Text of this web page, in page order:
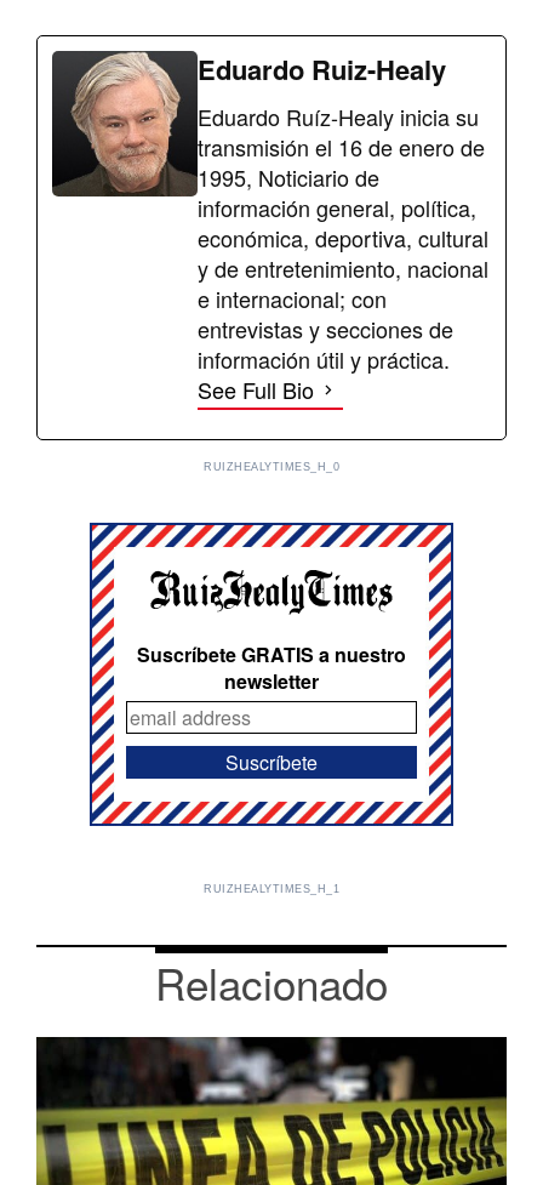
Eduardo Ruiz-Healy
Eduardo Ruíz-Healy inicia su
transmisión el 16 de enero de
1995, Noticiario de
información general, política,
económica, deportiva, cultural
y de entretenimiento, nacional
e internacional; con
entrevistas y secciones de
información útil y práctica.
See Full Bio
RUIZHEALYTIMES_H_0
Suscríbete GRATIS a nuestro
newsletter
RUIZHEALYTIMES_H_1
Relacionado